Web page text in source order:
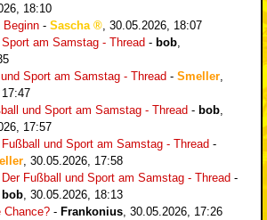
18:10
Beginn - Sascha
30.05.2026, 18:07
am Samstag - Thread - bob
Sport am Samstag - Thread - Smeller
und Sport am Samstag - Thread - bob
17:57
Fußball und Sport am Samstag - Thread -
30.05.2026, 17:58
Der Fußball und Sport am Samstag - Thread -
bob 30.05.2026, 18:13
Chance? - Frankonius 30.05.2026, 17:26